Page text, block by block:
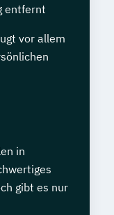
entfernt
vor allem
in
gibt es nur